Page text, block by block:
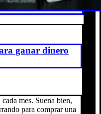
ganar dinero
mes. Suena bien,
para comprar una